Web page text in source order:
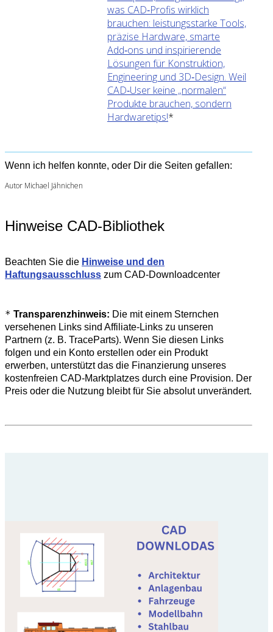
was CAD‑Profis wirklich
brauchen: leistungsstarke Tools,
präzise Hardware, smarte
Add‑ons und inspirierende
Lösungen für Konstruktion,
Engineering und 3D‑Design. Weil
CAD‑User keine „normalen“
Produkte brauchen, sondern
Hardwaretips!*
Wenn ich helfen konnte, oder Dir die Seiten gefallen:
Autor Michael Jähnichen
Hinweise CAD-Bibliothek
Beachten Sie die Hinweise und den
Haftungsausschluss zum CAD-Downloadcenter
* Transparenzhinweis: Die mit einem Sternchen
versehenen Links sind Affiliate-Links zu unseren
Partnern (z. B. TraceParts). Wenn Sie diesen Links
folgen und ein Konto erstellen oder ein Produkt
erwerben, unterstützt das die Finanzierung unseres
kostenfreien CAD-Marktplatzes durch eine Provision. Der
Preis oder die Nutzung bleibt für Sie absolut unverändert.